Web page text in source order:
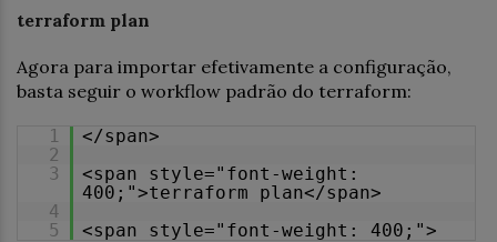
terraform plan
Agora para importar efetivamente a configuração,
basta seguir o workflow padrão do terraform:
1
</span>
2
3
<span style="font-weight:
400;">terraform plan</span>
4
5
<span style="font-weight: 400;">